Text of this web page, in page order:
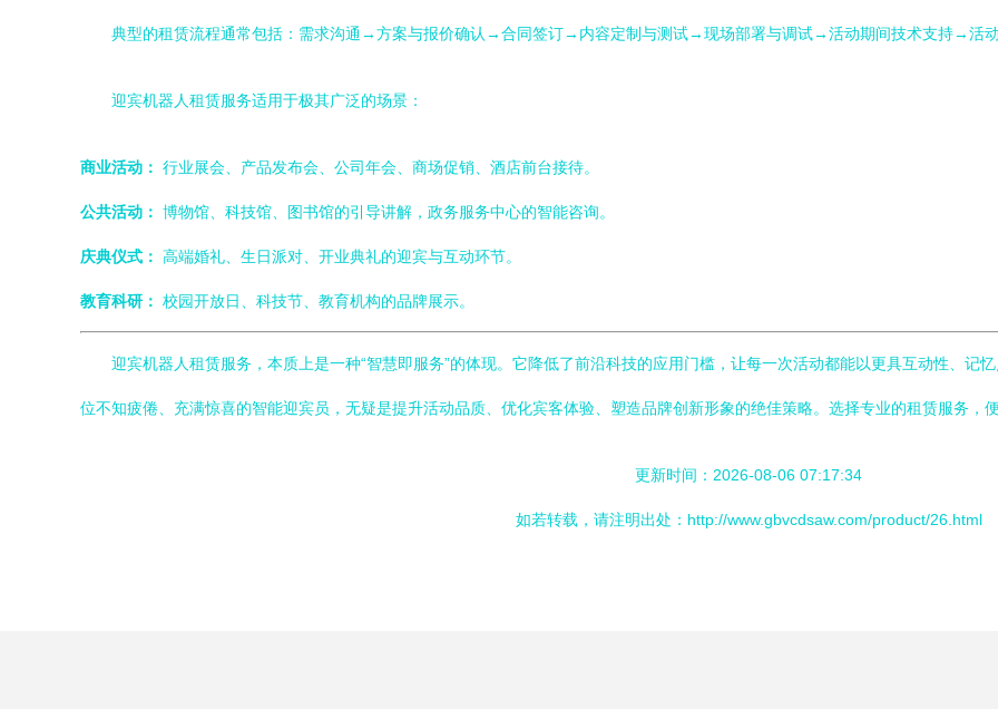
典型的租赁流程通常包括：需求沟通→方案与报价确认→合同签订→内容定制与测试→现场部署与调试→活动期间技术支持→活动
迎宾机器人租赁服务适用于极其广泛的场景：
商业活动： 行业展会、产品发布会、公司年会、商场促销、酒店前台接待。
公共活动： 博物馆、科技馆、图书馆的引导讲解，政务服务中心的智能咨询。
庆典仪式： 高端婚礼、生日派对、开业典礼的迎宾与互动环节。
教育科研： 校园开放日、科技节、教育机构的品牌展示。
迎宾机器人租赁服务，本质上是一种“智慧即服务”的体现。它降低了前沿科技的应用门槛，让每一次活动都能以更具互动性、记
位不知疲倦、充满惊喜的智能迎宾员，无疑是提升活动品质、优化宾客体验、塑造品牌创新形象的绝佳策略。选择专业的租赁服务，
更新时间：2026-08-06 07:17:34
如若转载，请注明出处：http://www.gbvcdsaw.com/product/26.html